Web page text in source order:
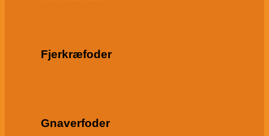
Fjerkræfoder
Gnaverfoder